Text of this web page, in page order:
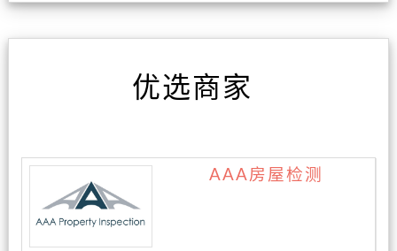
优选商家
AAA房屋检测